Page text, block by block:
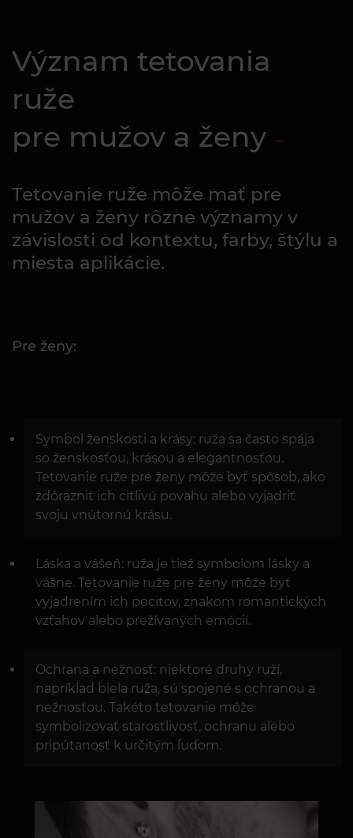
Význam tetovania
ruže
pre mužov a ženy
Tetovanie ruže môže mať pre
mužov a ženy rôzne významy v
závislosti od kontextu, farby, štýlu a
miesta aplikácie.
Pre ženy:
Symbol ženskosti a krásy: ruža sa často spája
so ženskosťou, krásou a elegantnosťou.
Tetovanie ruže pre ženy môže byť spôsob, ako
zdôrazniť ich citlivú povahu alebo vyjadriť
svoju vnútornú krásu.
Láska a vášeň: ruža je tiež symbolom lásky a
vášne. Tetovanie ruže pre ženy môže byť
vyjadrením ich pocitov, znakom romantických
vzťahov alebo prežívaných emócií.
Ochrana a nežnosť: niektoré druhy ruží,
napríklad biela ruža, sú spojené s ochranou a
nežnosťou. Takéto tetovanie môže
symbolizovať starostlivosť, ochranu alebo
pripútanosť k určitým ľuďom.